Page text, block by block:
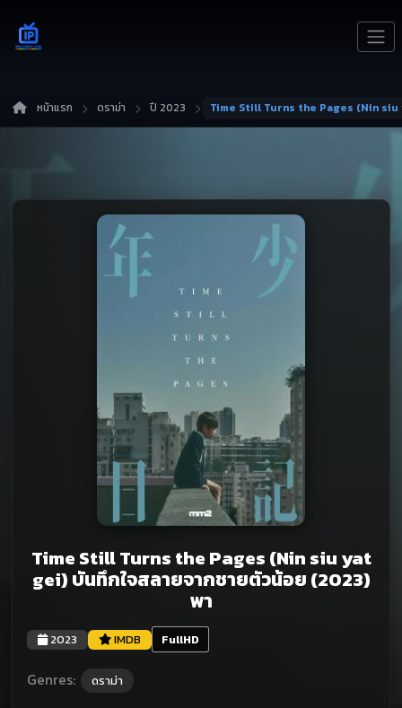
หน้าแรก ดราม่า ปี 2023
Time Still Turns the Pages (Nin siu yat
gei) บันทึกใจสลายจากชายตัวน้อย (2023)
พา
2023 IMDB FullHD
Genres: ดราม่า